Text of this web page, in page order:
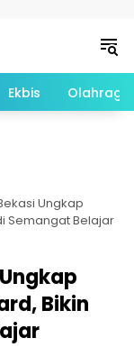
Ekbis Olahraga
Ungkap
Semangat Belajar
Bikin